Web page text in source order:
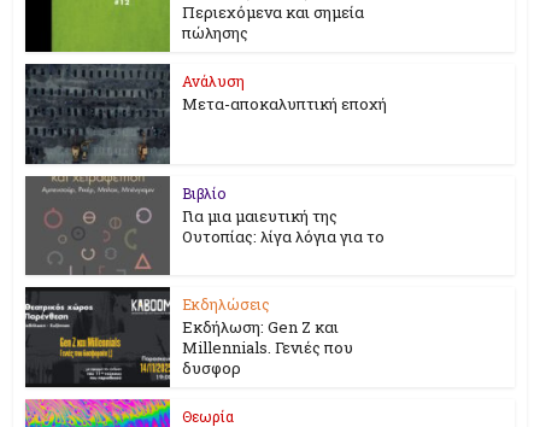
Περιεχόμενα και σημεία
πώλησης
Ανάλυση
Μετα-αποκαλυπτική εποχή
Βιβλίο
Για μια μαιευτική της
Ουτοπίας: λίγα λόγια για το
Εκδηλώσεις
Εκδήλωση: Gen Z και
Millennials. Γενιές που
δυσφορ
Θεωρία